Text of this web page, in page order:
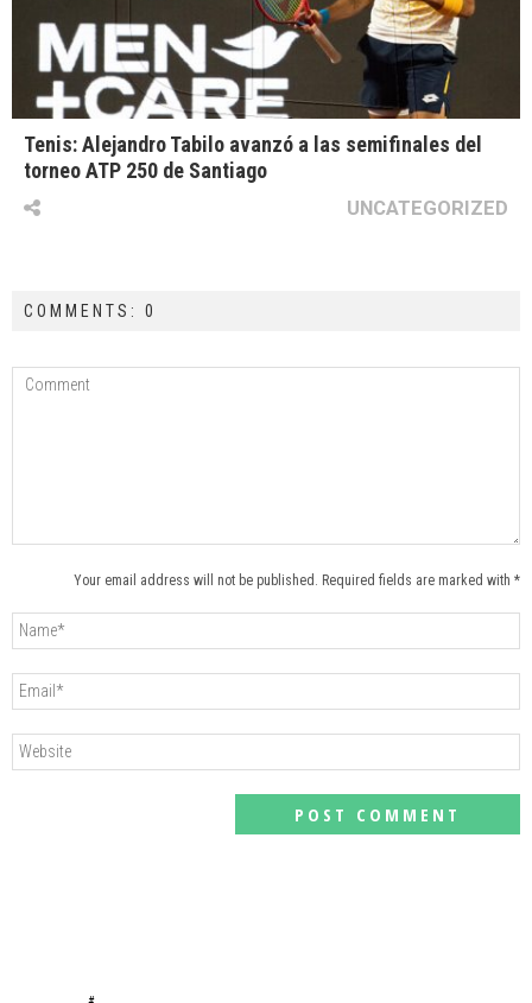
Tenis: Alejandro Tabilo avanzó a las semifinales del
torneo ATP 250 de Santiago
UNCATEGORIZED
COMMENTS: 0
Your email address will not be published. Required fields are marked with *